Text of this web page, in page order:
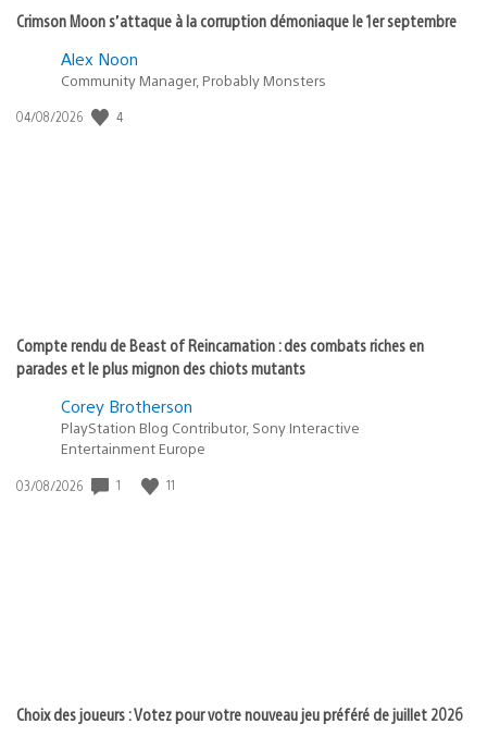
Crimson Moon s’attaque à la corruption démoniaque le 1er septembre
Alex Noon
Community Manager, Probably Monsters
Date
04/08/2026 4
Compte rendu de Beast of Reincarnation : des combats riches en
parades et le plus mignon des chiots mutants
Corey Brotherson
PlayStation Blog Contributor, Sony Interactive
Entertainment Europe
Date
03/08/2026 1 11
Choix des joueurs : Votez pour votre nouveau jeu préféré de juillet 2026